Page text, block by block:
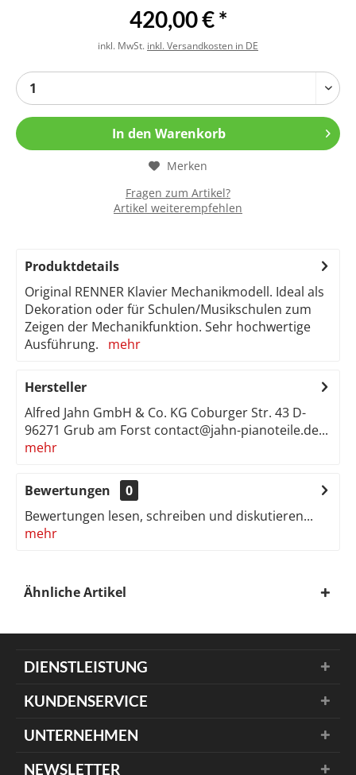
420,00 € *
inkl. MwSt. inkl. Versandkosten in DE
In den Warenkorb
Merken
Fragen zum Artikel?
Artikel weiterempfehlen
Produktdetails
Original RENNER Klavier Mechanikmodell. Ideal als
Dekoration oder für Schulen/Musikschulen zum
Zeigen der Mechanikfunktion. Sehr hochwertige
Ausführung. mehr
Hersteller
Alfred Jahn GmbH & Co. KG Coburger Str. 43 D-
96271 Grub am Forst contact@jahn-pianoteile.de...
mehr
Bewertungen
0
Bewertungen lesen, schreiben und diskutieren...
mehr
Ähnliche Artikel
DIENSTLEISTUNG
KUNDENSERVICE
UNTERNEHMEN
NEWSLETTER